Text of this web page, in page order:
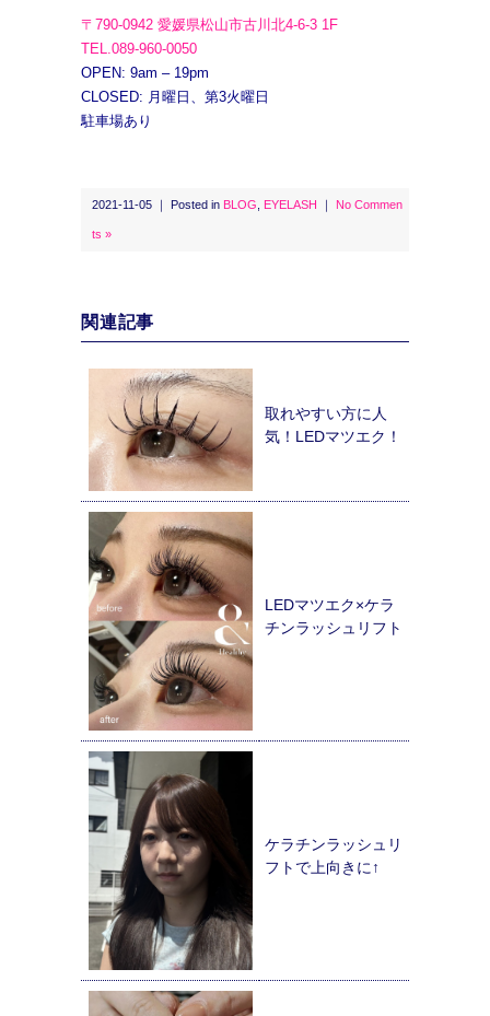
〒790-0942 愛媛県松山市古川北4-6-3 1F
TEL.089-960-0050
OPEN: 9am – 19pm
CLOSED: 月曜日、第3火曜日
駐車場あり
2021-11-05 ｜ Posted in BLOG EYELASH ｜ No Commen
ts »
関連記事
取れやすい方に人
気！LEDマツエク！
LEDマツエク×ケラ
チンラッシュリフト
ケラチンラッシュリ
フトで上向きに↑